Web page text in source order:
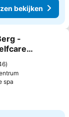
bekijken
favorieten
-
spa